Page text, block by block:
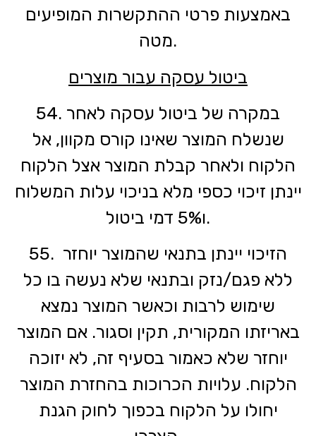
באמצעות פרטי ההתקשרות המופיעים
מטה.
ביטול עסקה עבור מוצרים
54. במקרה של ביטול עסקה לאחר
שנשלח המוצר שאינו קורס מקוון, אל
הלקוח ולאחר קבלת המוצר אצל הלקוח
יינתן זיכוי כספי מלא בניכוי עלות המשלוח
ו5% דמי ביטול.
55. הזיכוי יינתן בתנאי שהמוצר יוחזר
ללא פגם/נזק ובתנאי שלא נעשה בו כל
שימוש לרבות וכאשר המוצר נמצא
באריזתו המקורית, תקין וסגור. אם המוצר
יוחזר שלא כאמור בסעיף זה, לא יזוכה
הלקוח. עלויות הכרוכות בהחזרת המוצר
יחולו על הלקוח בכפוך לחוק הגנת